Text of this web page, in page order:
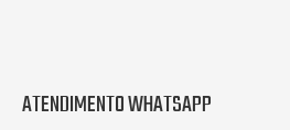
ATENDIMENTO WHATSAPP